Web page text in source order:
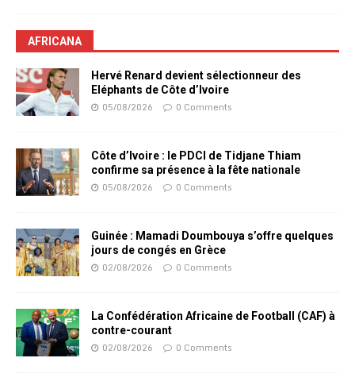
AFRICANA
Hervé Renard devient sélectionneur des
Eléphants de Côte d’Ivoire
05/08/2026 0 Comments
Côte d’Ivoire : le PDCI de Tidjane Thiam
confirme sa présence à la fête nationale
05/08/2026 0 Comments
Guinée : Mamadi Doumbouya s’offre quelques
jours de congés en Grèce
02/08/2026 0 Comments
La Confédération Africaine de Football (CAF) à
contre-courant
02/08/2026 0 Comments